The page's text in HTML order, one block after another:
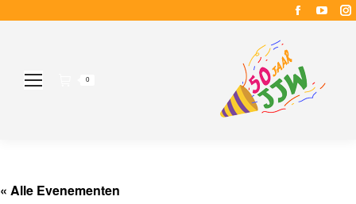
in
new
0
« Alle Evenementen